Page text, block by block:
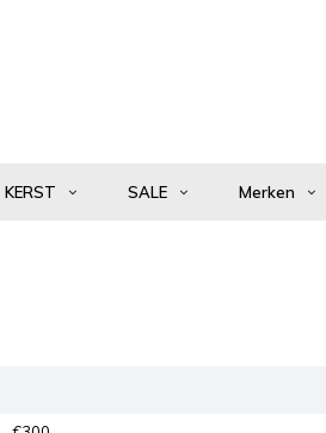
KERST SALE Merken